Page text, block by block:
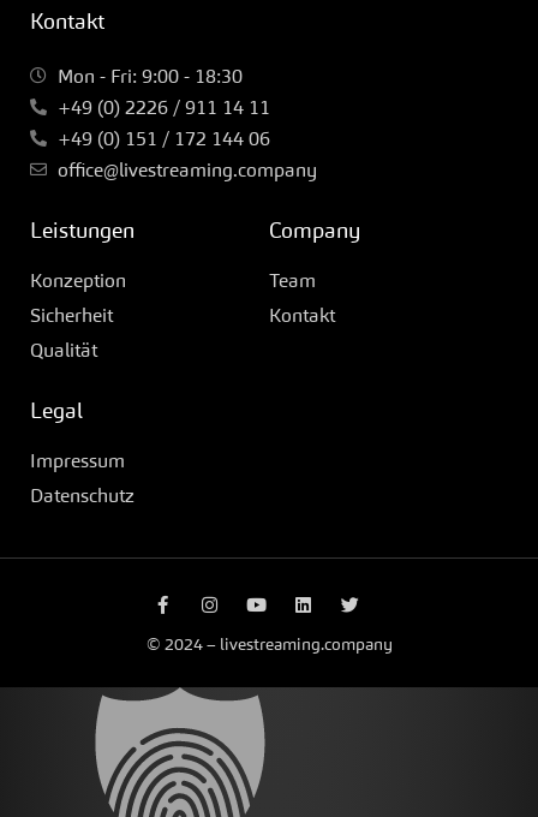
Kontakt
Mon - Fri: 9:00 - 18:30
+49 (0) 2226 / 911 14 11
+49 (0) 151 / 172 144 06
office@livestreaming.company
Leistungen
Konzeption
Sicherheit
Qualität
Company
Team
Kontakt
Legal
Impressum
Datenschutz
© 2024 – livestreaming.company